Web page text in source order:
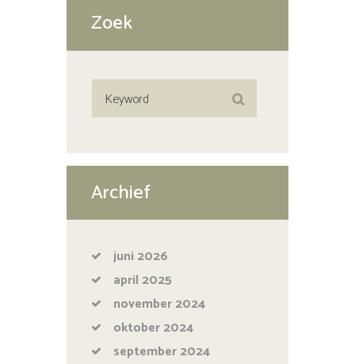
Zoek
Archief
juni 2026
april 2025
november2024
oktober2024
september2024